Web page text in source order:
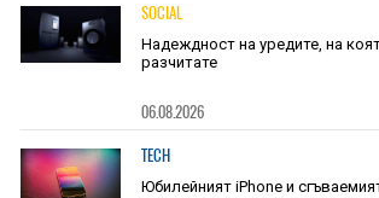
SOCIAL
Надеждност на уредите, на
разчитате
06.08.2026
TECH
Юбилейният iPhone и